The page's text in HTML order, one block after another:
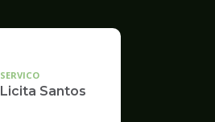
SERVICO
Licita Santos